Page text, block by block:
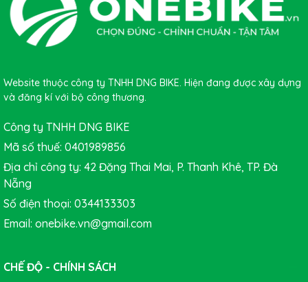
Website thuộc công ty TNHH DNG BIKE. Hiện đang được xây dựng
và đăng kí với bộ công thương.
Công ty TNHH DNG BIKE
Mã số thuế: 0401989856
Địa chỉ công ty: 42 Đặng Thai Mai, P. Thanh Khê, TP. Đà
Nẵng
Số điện thoại: 0344133303
Email: onebike.vn@gmail.com
CHẾ ĐỘ - CHÍNH SÁCH